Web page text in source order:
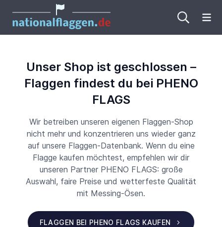
Unser Shop ist geschlossen –
Flaggen findest du bei PHENO
FLAGS
Wir betreiben unseren eigenen Flaggen-Shop
nicht mehr und konzentrieren uns wieder ganz
auf unsere Flaggen-Datenbank. Wenn du eine
Flagge kaufen möchtest, empfehlen wir dir
unseren Partner PHENO FLAGS: große
Auswahl, faire Preise und wetterfeste Qualität
mit Messing-Ösen.
FLAGGEN BEI PHENO FLAGS KAUFEN